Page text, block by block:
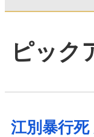
ピック
江別暴行死